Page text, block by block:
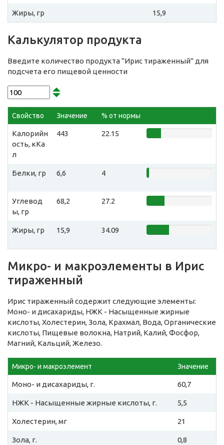
Жиры, гр 15,9
Калькулятор продукта
Введите количество продукта "Ирис тираженный" для
подсчета его пищевой ценности
Свойство Значение % от нормы
Калорийн
ость, кКа
л
443 22.15
Белки, гр 6,6 4
Углевод
ы, гр
68,2 27.2
Жиры, гр 15,9 34.09
Микро- и макроэлементы в Ирис
тираженный
Ирис тираженный содержит следующие элементы:
Моно- и дисахариды, НЖК - Насыщенные жирные
кислоты, Холестерин, Зола, Крахмал, Вода, Органические
кислоты, Пищевые волокна, Натрий, Калий, Фосфор,
Магний, Кальций, Железо.
Микро- и макроэлемент Значение
Моно- и дисахариды, г. 60,7
НЖК - Насыщенные жирные кислоты, г. 5,5
Холестерин, мг 21
Зола, г. 0,8